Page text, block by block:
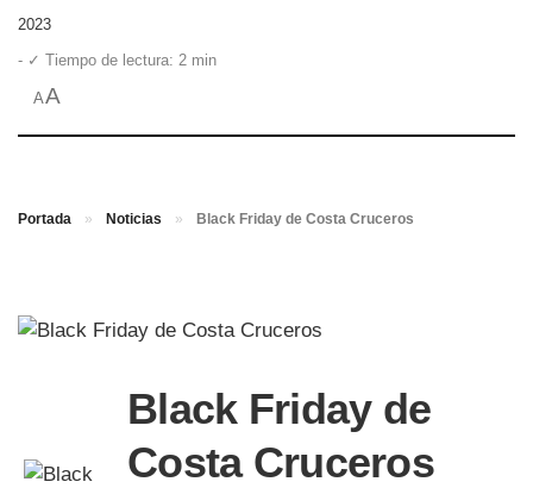
2023
- ✓ Tiempo de lectura: 2 min
AA
Portada » Noticias » Black Friday de Costa Cruceros
Black Friday de
Costa Cruceros